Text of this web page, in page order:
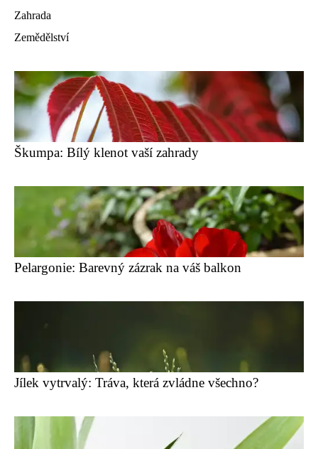
Zahrada
Zemědělství
Škumpa: Bílý klenot vaší zahrady
Pelargonie: Barevný zázrak na váš balkon
Jílek vytrvalý: Tráva, která zvládne všechno?